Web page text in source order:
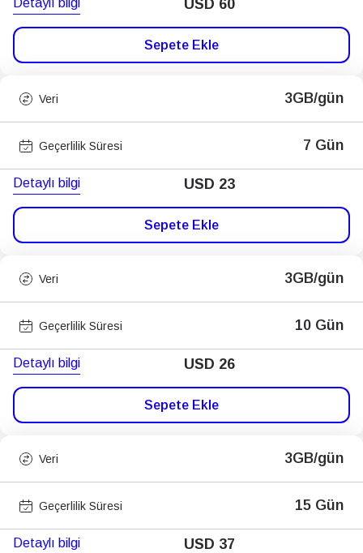
USD 60
Sepete Ekle
Veri 3GB/gün
Geçerlilik Süresi 7 Gün
Detaylı bilgi USD 23
Sepete Ekle
Veri 3GB/gün
Geçerlilik Süresi 10 Gün
Detaylı bilgi USD 26
Sepete Ekle
Veri 3GB/gün
Geçerlilik Süresi 15 Gün
Detaylı bilgi USD 37